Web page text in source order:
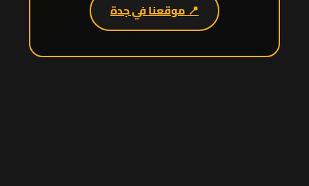
📍 موقعنا في جدة